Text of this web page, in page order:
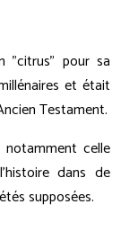
"citrus" pour sa
et était
Testament.
notamment celle
dans de
supposées.